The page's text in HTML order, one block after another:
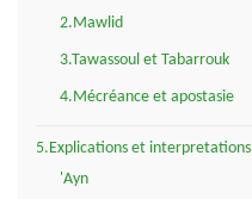
2.Mawlid
3.Tawassoul et Tabarrouk
4.Mécréance et apostasie
5.Explications et interpretations
'Ayn